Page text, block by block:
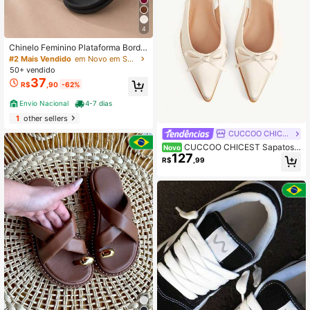
4
Chinelo Feminino Plataforma Bordô
com Aplicações Douradas e Flores
#2 Mais Vendido
em Novo em Sandálias Femininas
50+ vendido
R$37 ,90 -62%
Envio Nacional 4-7 dias
1other sellers
CUCCOO CHICEST
Novo CUCCOO CHICEST Sapatos F
emininos Planos Versáteis com Bico
Fino, Vampo Baixo e Laço, Estilo Fra
R$127 ,99